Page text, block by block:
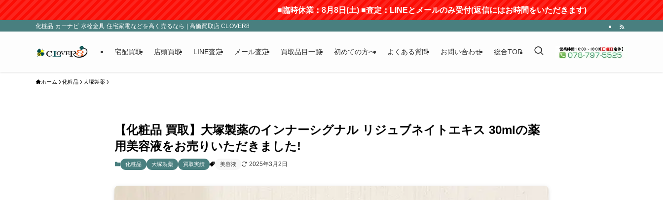
■臨時休業：8月8日(土) ■査定：LINEとメールのみ受付(返信にはお時間をいただきます)
化粧品 カーナビ 水栓金具 住宅家電などを高く売るなら | 高価買取店 CLOVER8
宅配買取 店頭買取 LINE査定 メール査定 買取品目一覧 初めての方へ よくある質問 お問い合わせ 総合TOP
ホーム 化粧品 大塚製薬
【化粧品 買取】大塚製薬のインナーシグナル リジュブネイトエキス 30mlの薬
用美容液をお売りいただきました!
化粧品 大塚製薬 買取実績 美容液 2025年3月2日